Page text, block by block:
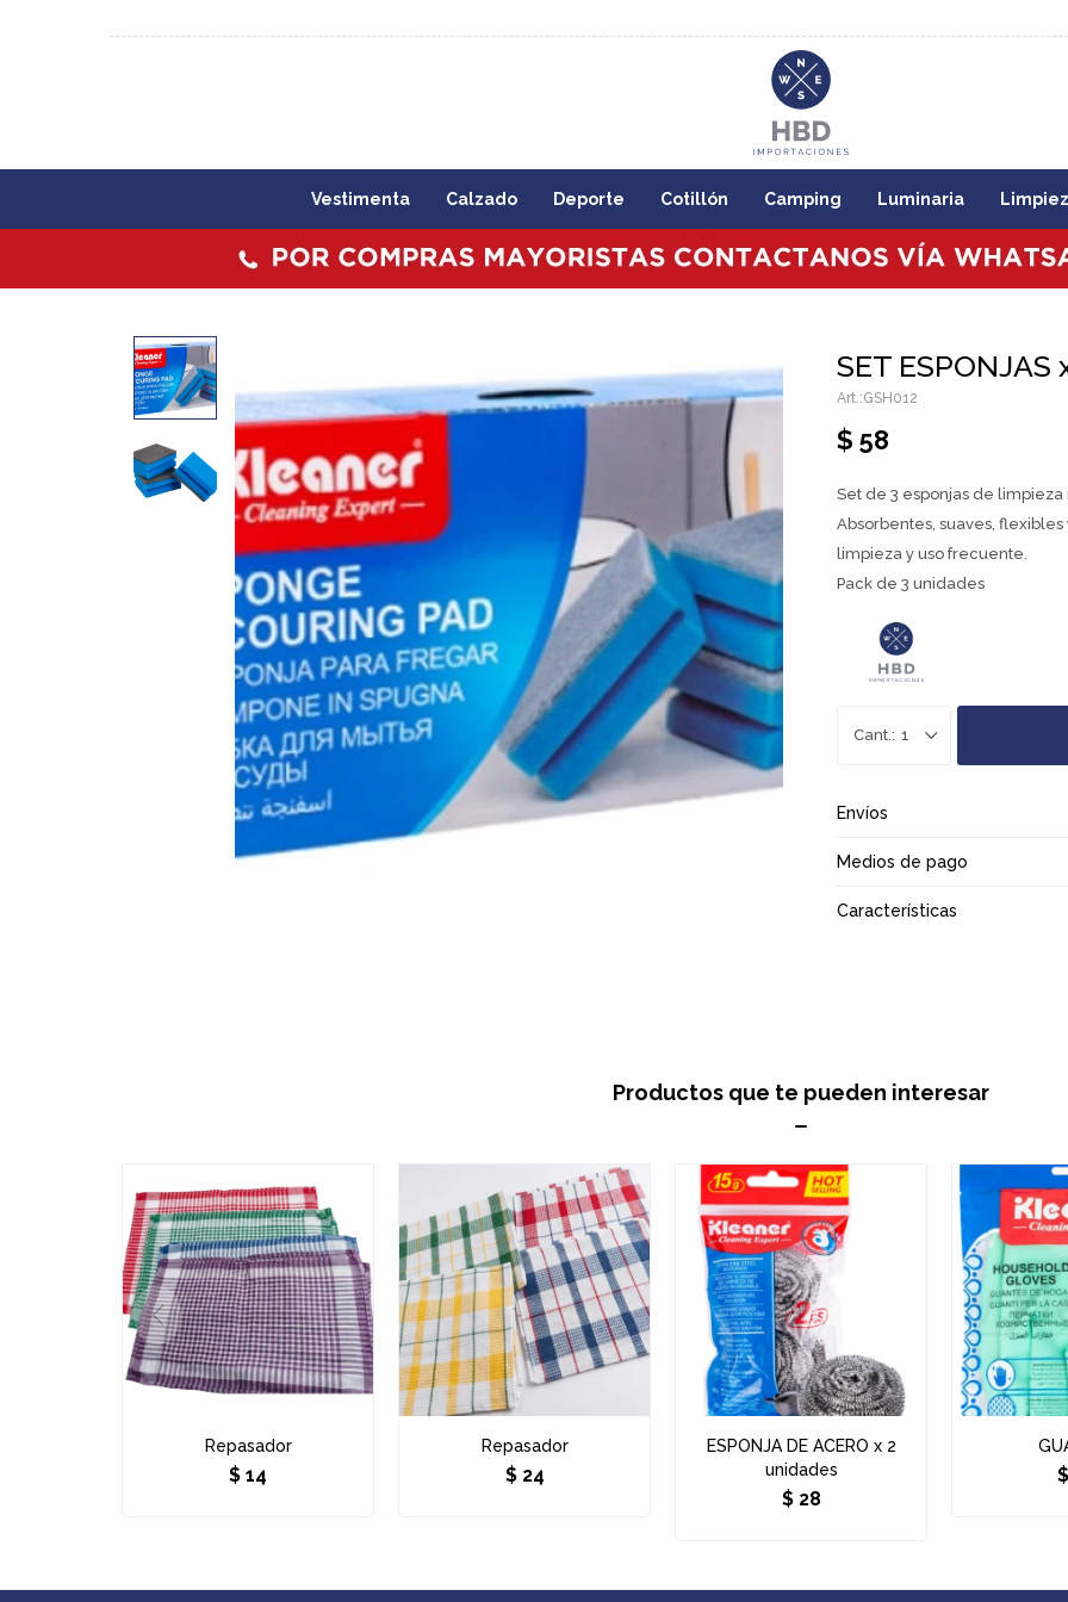
Vestimenta Calzado Deporte Cotillón Camping Luminaria
SET
GSH012
$ 58
Set de 3 esponjas de limpieza
Absorbentes, suaves,
limpieza y uso frecuente.
Pack de 3 unidades
1
Envíos
Medios de pago
Características
Productos que te pueden interesar
Repasador
$ 14
Repasador
$ 24
ESPONJA DE ACERO x 2
unidades
$ 28
$